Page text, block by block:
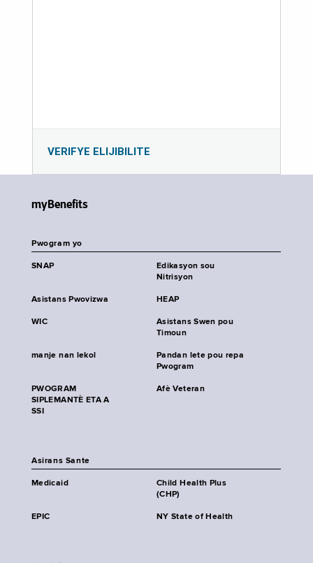
VERIFYE ELIJIBILITE
myBenefits
Pwogram yo
SNAP
Edikasyon sou
Nitrisyon
Asistans Pwovizwa HEAP
WIC
Asistans Swen pou
Timoun
manje nan lekol
Pandan lete pou repa
Pwogram
PWOGRAM
SIPLEMANTÈ ETA A
SSI
Afè Veteran
Asirans Sante
Medicaid
Child Health Plus
(CHP)
EPIC NY State of Health